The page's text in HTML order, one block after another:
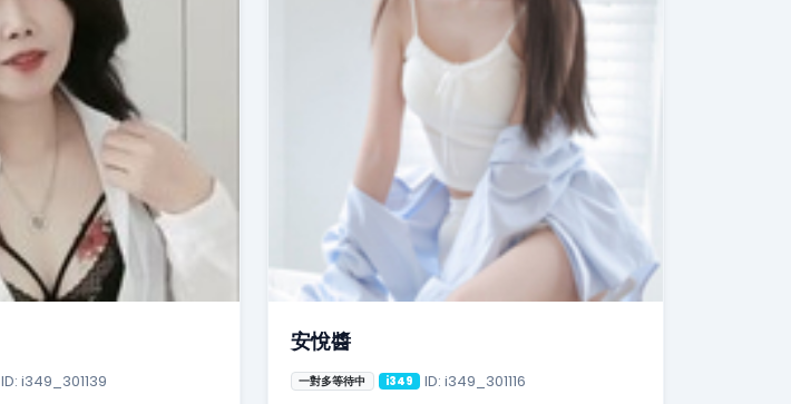
ID: i349_301139
安悅醬
一對多等待中 i349 ID: i349_301116